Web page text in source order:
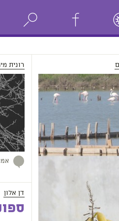
רונית
דן אלון